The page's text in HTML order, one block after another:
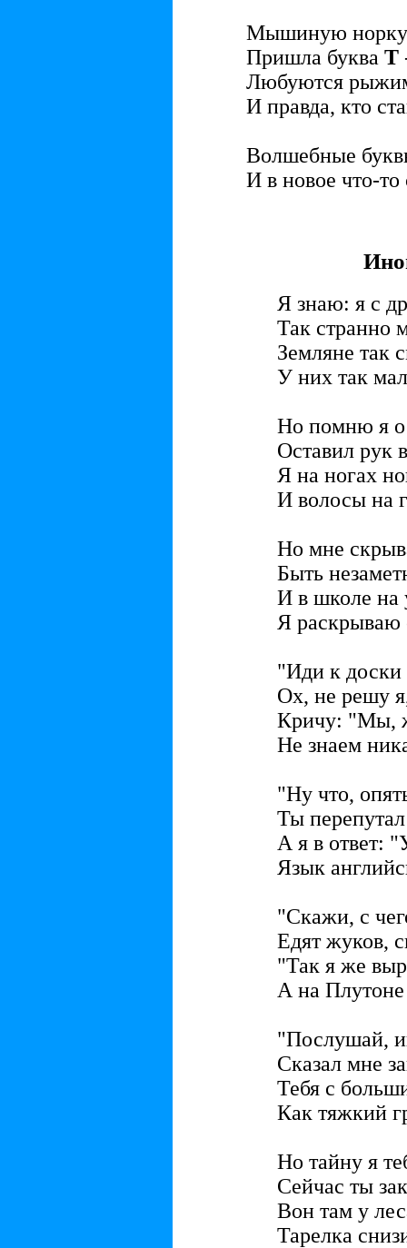
Мышиную норку
Пришла буква Т
Любуются
И правда, кто
Волшебные
И в новое что-то
Я знаю: я с
Так странно
Земляне так
У них так
Но помню я о
Оставил рук
Я на ногах
И волосы на
Но мне
Быть
И в школе на
Я раскрываю
"Иди к
Ох, не решу
Кричу: "Мы,
Не знаем
"Ну что,
Ты
А я в ответ:
Язык
"Скажи, с
Едят жуков,
"Так я же
А на
"Послушай,
Сказал мне
Тебя с
Как тяжкий
Но тайну я
Сейчас ты
Вон там у
Тарелка